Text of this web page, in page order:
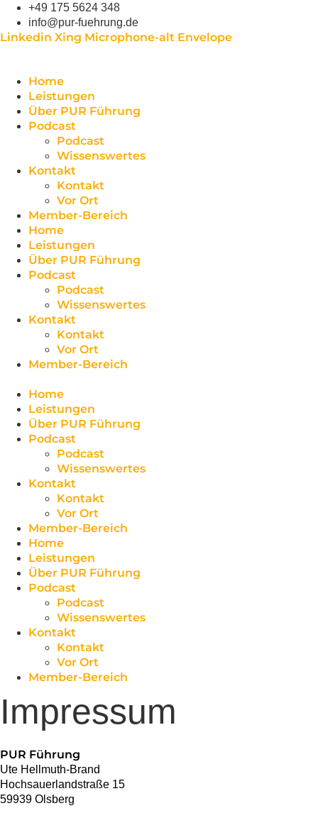
Zum
Inhalt
springen
+49 175 5624 348
info@pur-fuehrung.de
Linkedin Xing Microphone-alt Envelope
Home
Leistungen
Über PUR Führung
Podcast
Podcast
Wissenswertes
Kontakt
Kontakt
Vor Ort
Member-Bereich
Home
Leistungen
Über PUR Führung
Podcast
Podcast
Wissenswertes
Kontakt
Kontakt
Vor Ort
Member-Bereich
Home
Leistungen
Über PUR Führung
Podcast
Podcast
Wissenswertes
Kontakt
Kontakt
Vor Ort
Member-Bereich
Home
Leistungen
Über PUR Führung
Podcast
Podcast
Wissenswertes
Kontakt
Kontakt
Vor Ort
Member-Bereich
Impressum
PUR Führung
Ute Hellmuth-Brand
Hochsauerlandstraße 15
59939 Olsberg